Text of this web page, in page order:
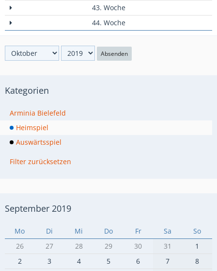
43. Woche
44. Woche
Absenden
Kategorien
Arminia Bielefeld
Heimspiel
Auswärtsspiel
Filter zurücksetzen
September 2019
Mo Di Mi Do Fr Sa
So
26
27 28 29 30 31
1
2
3 4 5 6 7
8